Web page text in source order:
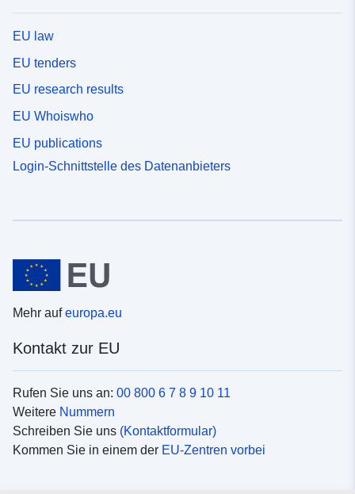
EU law
EU tenders
EU research results
EU Whoiswho
EU publications
Login-Schnittstelle des Datenanbieters
Mehr aufeuropa.eu
Kontakt zur EU
Rufen Sie uns an: 00 800 6 7 8 9 10 11
Weitere Nummern
Schreiben Sie uns (Kontaktformular)
Kommen Sie in einem der EU-Zentren vorbei